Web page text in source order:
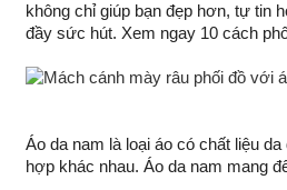
không chỉ giúp bạn đẹp hơn, tự tin
đầy sức hút. Xem ngay 10 cách
Áo da nam là loại áo có chất liệu
hợp khác nhau. Áo da nam mang